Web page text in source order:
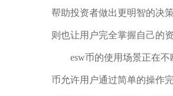
帮助投资者做出更明智的决
则也让用户完全掌握自己的
esw币的使用场景正在
币允许用户通过简单的操作